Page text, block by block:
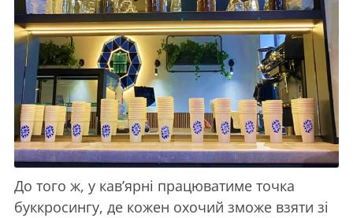
До того ж, у кав’ярні працюватиме точка
буккросингу, де кожен охочий зможе взяти зі